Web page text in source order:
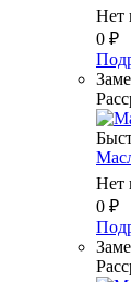
Нет
0 ₽
Нет
0 ₽